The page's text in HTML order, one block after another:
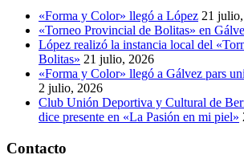
«Forma y Color» llegó a López 21
«Torneo Provincial de Bolitas» en
López realizó la instancia local del
Bolitas» 21 julio, 2026
«Forma y Color» llegó a Gálvez pars
2 julio, 2026
Club Unión Deportiva y Cultural de
dice presente en «La Pasión en mi piel»
Contacto